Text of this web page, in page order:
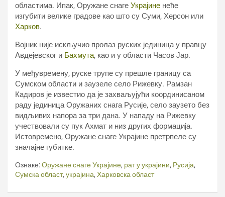
областима. Ипак, Оружане снаге Украјине неће
изгубити велике градове као што су Суми, Херсон или
Харков.
Војник није искључио пролаз руских јединица у правцу
Авдејевског и Бахмута, као и у области Часов Јар.
У међувремену, руске трупе су прешле границу са
Сумском области и заузеле село Рижевку. Рамзан
Кадиров је известио да је захваљујући координисаном
раду јединица Оружаних снага Русије, село заузето без
видљивих напора за три дана. У нападу на Рижевку
учествовали су пук Ахмат и низ других формација.
Истовремено, Оружане снаге Украјине претрпеле су
значајне губитке.
Ознаке:Оружане снаге Украјине, рат у украјини, Русија,
Сумска област, украјина, Харковска област